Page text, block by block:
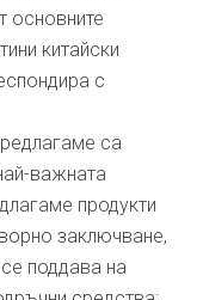
основните
китайски
с
са
важната
продукти
заключване,
поддава на